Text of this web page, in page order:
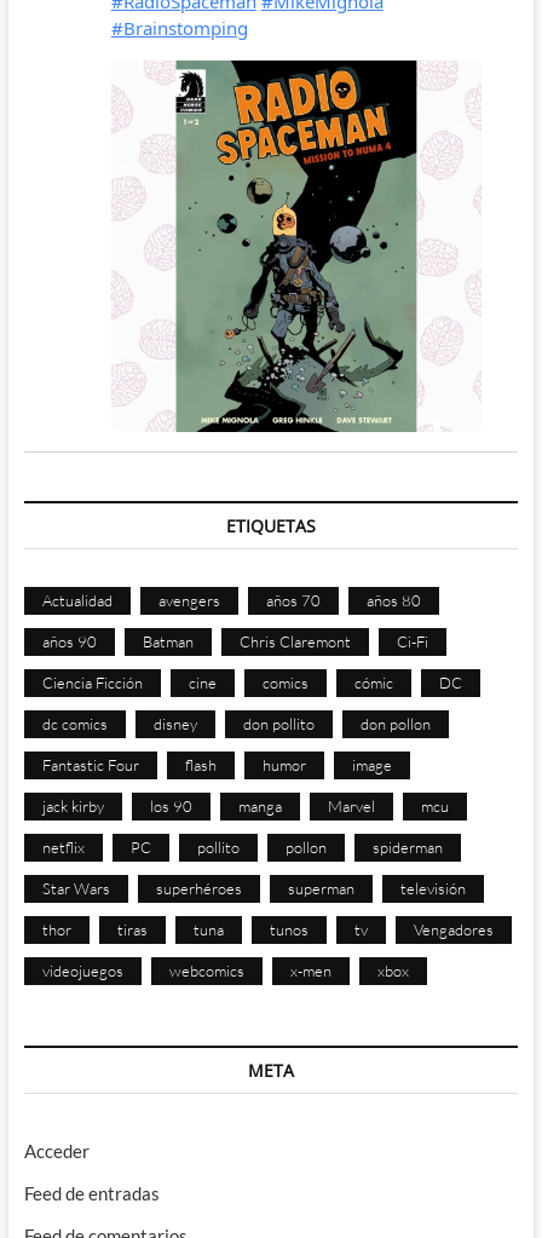
ETIQUETAS
Actualidad avengers años 70 años 80
años 90 Batman Chris Claremont Ci-Fi
Ciencia Ficción cine comics cómic DC
dc comics disney don pollito don pollon
Fantastic Four flash humor image
jack kirby los 90 manga Marvel mcu
netflix PC pollito pollon spiderman
Star Wars superhéroes superman televisión
thor tiras tuna tunos tv Vengadores
videojuegos webcomics x-men xbox
META
Acceder
Feed de entradas